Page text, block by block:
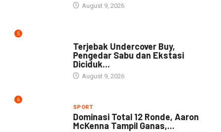
August 9, 2026
5
Terjebak Undercover Buy,
Pengedar Sabu dan Ekstasi
Diciduk...
August 9, 2026
6
SPORT
Dominasi Total 12 Ronde, Aaron
McKenna Tampil Ganas,...